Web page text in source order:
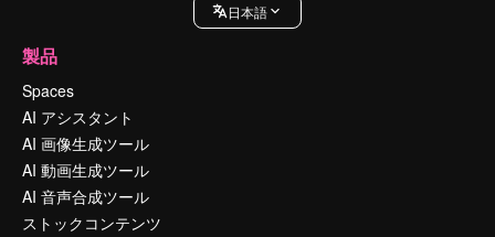
日本語
製品
Spaces
AI アシスタント
AI 画像生成ツール
AI 動画生成ツール
AI 音声合成ツール
ストックコンテンツ